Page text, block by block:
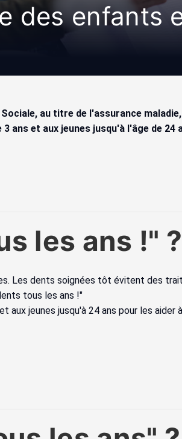
des enfants
au titre de l'assurance
ans et aux jeunes jusqu'à l'âge de 24
les ans !" ?
Les dents soignées tôt évitent des
tous les ans !"
jeunes jusqu'à 24 ans pour les aider